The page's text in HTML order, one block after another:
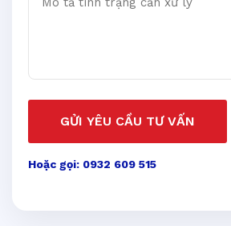
GỬI YÊU CẦU TƯ VẤN
Hoặc gọi: 0932 609 515